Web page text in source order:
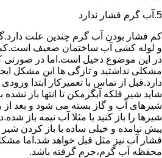
5.آب گرم فشار ندارد
کم فشار بودن آب گرم چندین علت
و لوله کشی آب ساختمان ضعیف است.کم
در این موضوع دخیل است.اما در صورتی
مشکلی نداشتید و تازگی ها این مشکل
دارد.قبل از تماس با تعمیرکار ابتدا
شاید شیر فلکه آبگرمکن تا انتها باز
شیرهای آب و گاز بسته می شود و بعد
شیرها را باز کنید یا مثلا آب نیمه باز
پیش نیامده و خیلی ساده با باز کردن
فشار آب نیز مثل قبل خواهد شد.اما
محفظه آب گرم،جرم گرفته باشد.